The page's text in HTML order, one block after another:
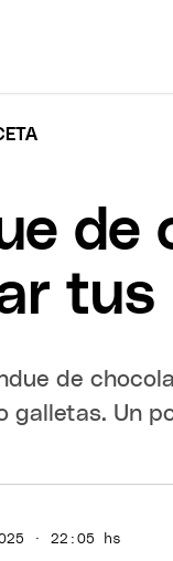
tus
de
galletas. Un
· 22:05 hs